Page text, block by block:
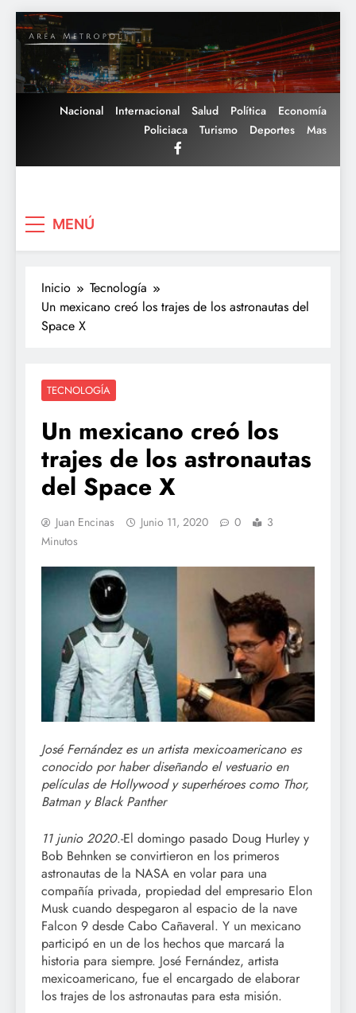
Saltar
al
contenido
Nacional Internacional Salud Política
Economía
Policiaca
Turismo Deportes Mas
MENÚ
Inicio
Tecnología
Un mexicano creó los trajes de los astronautas del
Space X
TECNOLOGÍA
Un mexicano creó los
trajes de los astronautas
del Space X
Juan Encinas Junio 11, 2020 0
3
Minutos
José Fernández es un artista mexicoamericano es
conocido por haber diseñando el vestuario en
películas de Hollywood y superhéroes como Thor,
Batman y Black Panther
11 junio 2020.-El domingo pasado Doug Hurley y
Bob Behnken se convirtieron en los primeros
astronautas de la NASA en volar para una
compañía privada, propiedad del empresario Elon
Musk cuando despegaron al espacio de la nave
Falcon 9 desde Cabo Cañaveral. Y un mexicano
participó en un de los hechos que marcará la
historia para siempre. José Fernández, artista
mexicoamericano, fue el encargado de elaborar
los trajes de los astronautas para esta misión.